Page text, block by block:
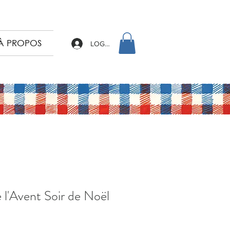
PROPOS LOG IN
l'Avent Soir de Noël